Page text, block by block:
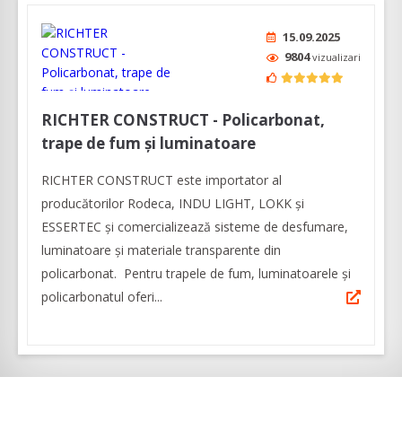
15.09.2025
9804vizualizari
RICHTER CONSTRUCT - Policarbonat,
trape de fum și luminatoare
RICHTER CONSTRUCT este importator al
producătorilor Rodeca, INDU LIGHT, LOKK și
ESSERTEC şi comercializează sisteme de desfumare,
luminatoare şi materiale transparente din
policarbonat. Pentru trapele de fum, luminatoarele şi
policarbonatul oferi...